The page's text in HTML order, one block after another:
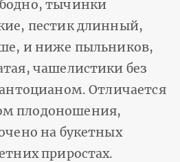
тычинки
пестик длинный,
и ниже пыльников,
чашелистики без
Отличается
плодоношения,
на букетных
приростах.